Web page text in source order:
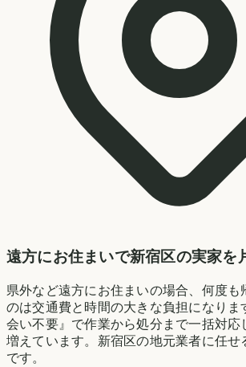
遠方にお住まいで新宿区の実家を
県外など遠方にお住まいの場合、何度も
のは交通費と時間の大きな負担になりま
会い不要』で作業から処分まで一括対応
増えています。新宿区の地元業者に任せ
です。